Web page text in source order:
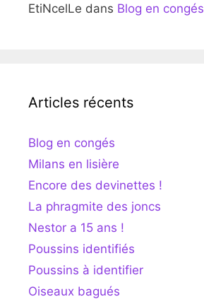
EtiNcelLe dans Blog en congés
Articles récents
Blog en congés
Milans en lisière
Encore des devinettes !
La phragmite des joncs
Nestor a 15 ans !
Poussins identifiés
Poussins à identifier
Oiseaux bagués